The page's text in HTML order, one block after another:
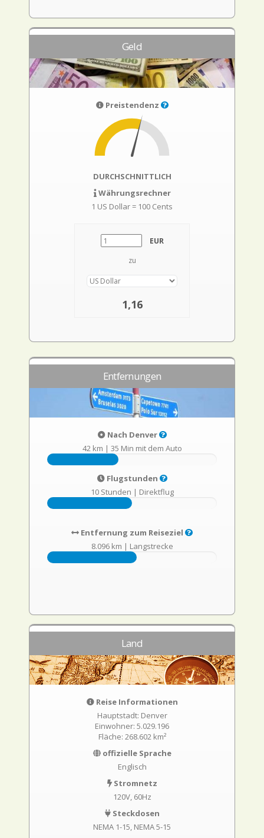
Geld
Preistendenz
DURCHSCHNITTLICH
Währungsrechner
1 US Dollar = 100 Cents
EUR
zu
1,16
Entfernungen
Nach Denver
42 km | 35 Min mit dem Auto
Flugstunden
10 Stunden | Direktflug
Entfernung zum Reiseziel
8.096 km | Langstrecke
Land
Reise Informationen
Hauptstadt: Denver
Einwohner: 5.029.196
Fläche: 268.602 km²
offizielle Sprache
Englisch
Stromnetz
120V, 60Hz
Steckdosen
NEMA 1-15 NEMA 5-15